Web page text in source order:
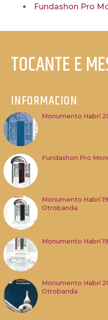
Fundashon Pro
TOCANTE E
INFORMACION
Monumento Habrí
Fundashon Pro
Monumento Habrí
Otrobanda
Monumento Habrí
Monumento Habrí
Otrobanda